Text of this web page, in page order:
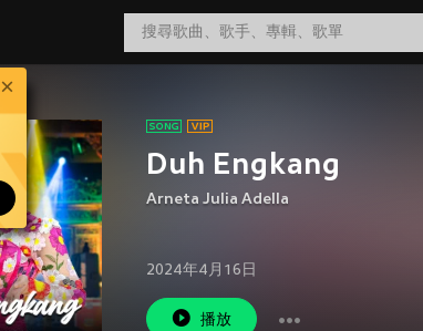
Duh Engkang
Arneta Julia Adella
2024年4月16日
播放